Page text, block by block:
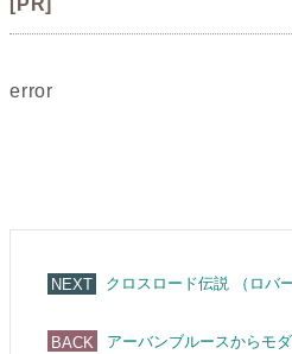
[PR]
error
クロスロード伝説 （ロバ
アーバンブルースからモ